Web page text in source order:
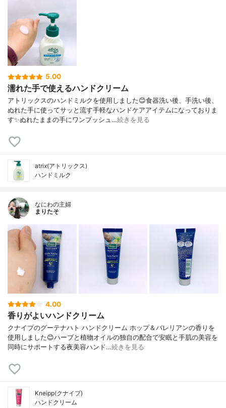
5.00
濡れた手で使えるハンドクリーム
アトリックスのハンドミルクを使用しました😊食器洗い後、手洗い後、
ぬれた手に使ってサッと流す手軽なハンドケアアイテムになっておりま
す✨ぬれたままの手にワンプッシュ…続きを見る
atrix(アトリックス)
ハンドミルク
なにわの主婦
まりたそ
4.00
香りがよいハンドクリーム
クナイプのグーテナハト ハンドクリーム ホップ＆バレリアンの香りを
使用しました😊ハーブと植物オイルの独自の配合で安眠と手肌の美容を
同時にサポートする夜美容ハンド…続きを見る
Kneipp(クナイプ)
ハンドクリーム